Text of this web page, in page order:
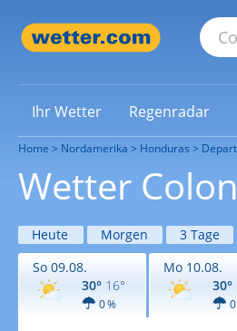
Ihr Wetter Regenradar
Home Nordamerika Honduras
Wetter
Heute Morgen 3 Tage
So 09.08.
30° 16°
0 %
Mo 10.08.
30°